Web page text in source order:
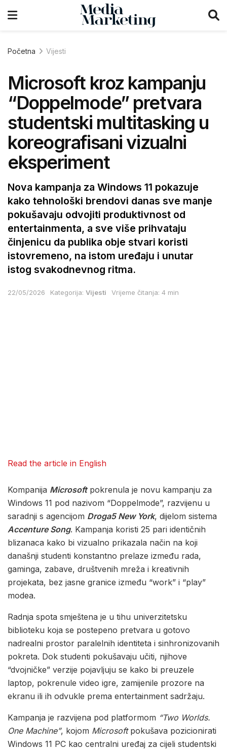
Početna Vijesti
Microsoft kroz kampanju
“Doppelmode” pretvara
studentski multitasking u
koreografisani vizualni
eksperiment
Nova kampanja za Windows 11 pokazuje
kako tehnološki brendovi danas sve manje
pokušavaju odvojiti produktivnost od
entertainmenta, a sve više prihvataju
činjenicu da publika obje stvari koristi
istovremeno, na istom uređaju i unutar
istog svakodnevnog ritma.
22/05/2026 Kategorija: Vijesti Vrijeme čitanja: 4 min
Read the article in English
Kompanija Microsoftpokrenula je novu kampanju za
Windows 11 pod nazivom “Doppelmode”, razvijenu u
saradnji s agencijom Droga5 New York, dijelom sistema
Accenture Song. Kampanja koristi 25 pari identičnih
blizanaca kako bi vizualno prikazala način na koji
današnji studenti konstantno prelaze između rada,
gaminga, zabave, društvenih mreža i kreativnih
projekata, bez jasne granice između “work” i “play”
modea.
Radnja spota smještena je u tihu univerzitetsku
biblioteku koja se postepeno pretvara u gotovo
nadrealni prostor paralelnih identiteta i sinhronizovanih
pokreta. Dok studenti pokušavaju učiti, njihove
“dvojničke” verzije pojavljuju se kako bi preuzele
laptop, pokrenule video igre, zamijenile prozore na
ekranu ili ih odvukle prema entertainment sadržaju.
Kampanja je razvijena pod platformom “Two Worlds.
One Machine”, kojom Microsoftpokušava pozicionirati
Windows 11 PC kao centralni uređaj za cijeli studentski